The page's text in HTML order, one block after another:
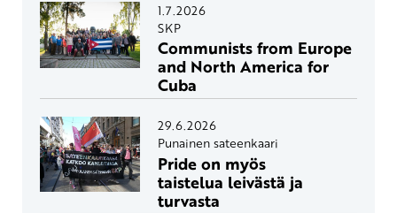
1.7.2026
SKP
Communists from Europe
and North America for
Cuba
29.6.2026
Punainen sateenkaari
Pride on myös
taistelua leivästä ja
turvasta